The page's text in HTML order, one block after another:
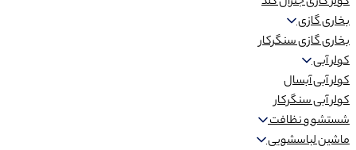
بخاری گازی
بخاری گازی سنگرکار
کولر آبی
کولر آبی آبسال
کولر آبی سنگرکار
شستشو و نظافت
ماشین لباسشویی